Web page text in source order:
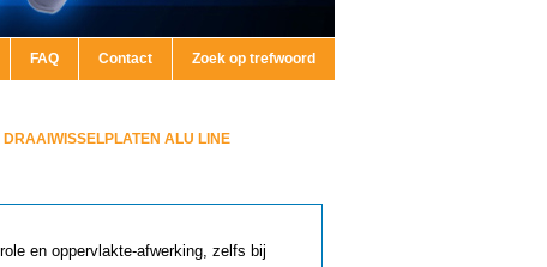
FAQ Contact Zoek op trefwoord
DRAAIWISSELPLATEN ALU LINE
en oppervlakte-afwerking, zelfs bij